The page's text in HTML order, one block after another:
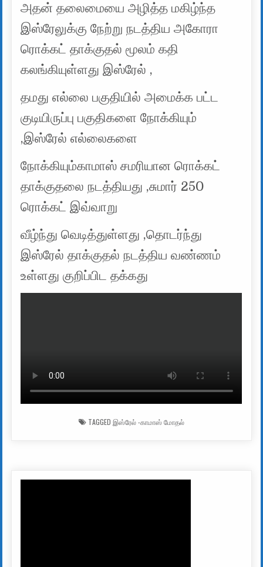
அதன் தலைமையை அழித்த மகிழ்ந்த
இஸ்ரேலுக்கு நேற்று நடத்திய அகோரா
ரொக்கட் தாக்குதல் மூலம் கதி
கலங்கியுள்ளது இஸ்ரேல் ,
தமது எல்லை பகுதியில் அமைக்க பட்ட
குடியிருப்பு பகுதிகளை நோக்கியும்
,இஸ்ரேல் எல்லைகளை
நோக்கியும்காமாஸ் சமரியான ரொக்கட்
தாக்குதலை நடத்தியது ,சுமார் 250
ரொக்கட் இவ்வாறு
வீழ்ந்து வெடித்துள்ளது ,தொடர்ந்து
இஸ்ரேல் தாக்குதல் நடத்திய வண்ணம்
உள்ளது குறிப்பிட தக்கது
TAGGED இஸ்ரேல் -காமாஸ் மோதல்